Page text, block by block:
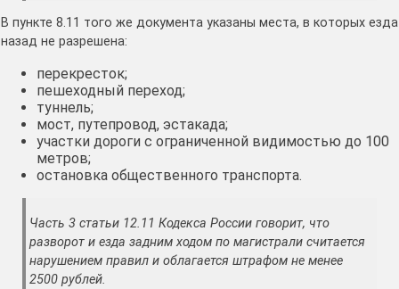
В пункте 8.11 того же документа указаны места, в которых езда
назад не разрешена:
перекресток;
пешеходный переход;
туннель;
мост, путепровод, эстакада;
участки дороги с ограниченной видимостью до 100
метров;
остановка общественного транспорта.
Часть 3 статьи 12.11 Кодекса России говорит, что
разворот и езда задним ходом по магистрали считается
нарушением правил и облагается штрафом не менее
2500 рублей.